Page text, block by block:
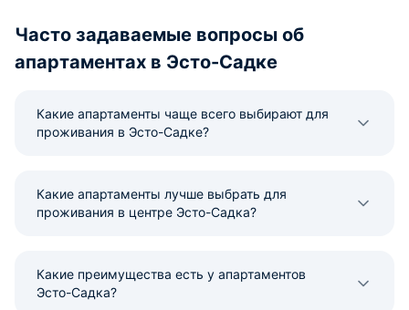
Часто задаваемые вопросы об
апартаментах в Эсто-Садке
Какие апартаменты чаще всего выбирают для
проживания в Эсто-Садке?
Какие апартаменты лучше выбрать для
проживания в центре Эсто-Садка?
Какие преимущества есть у апартаментов
Эсто-Садка?